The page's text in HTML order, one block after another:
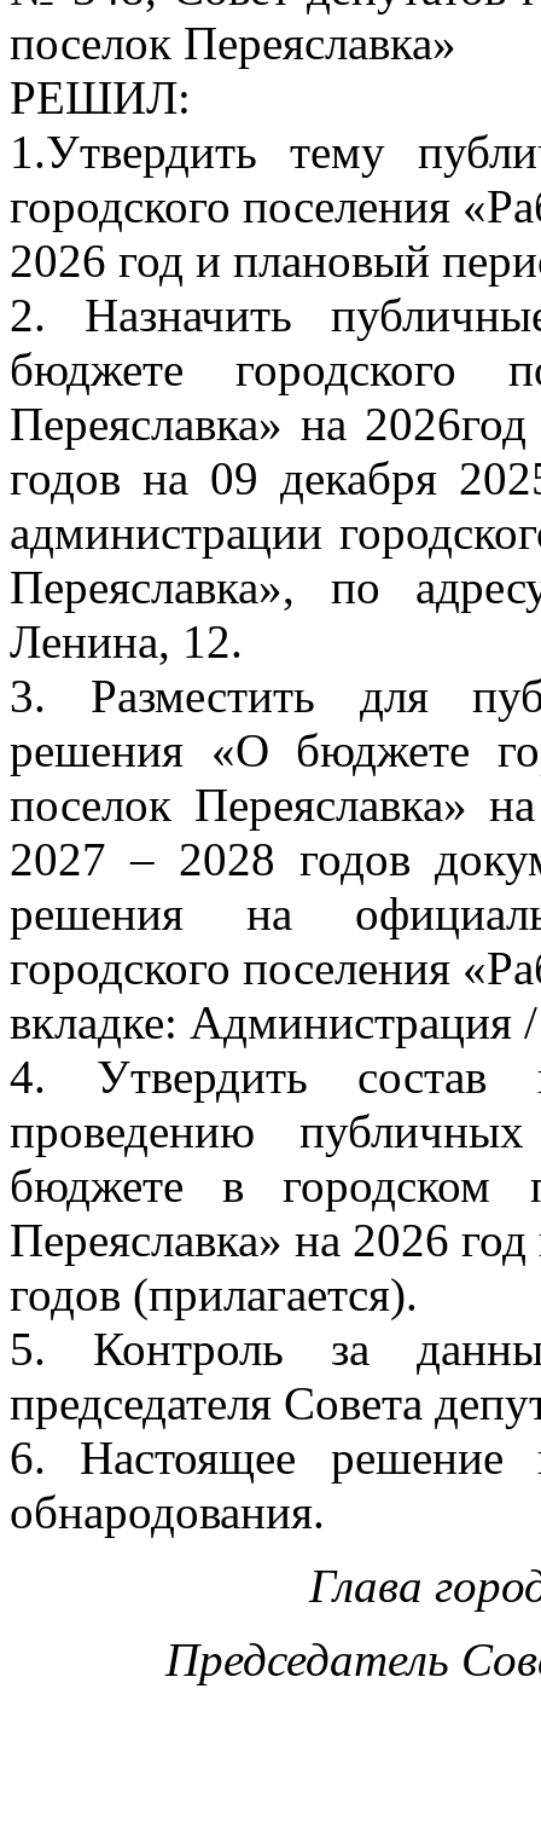
поселок Переяславка»
РЕШИЛ:
1.Утвердить тему
городского поселения
2026 год и плановый
2. Назначить
бюджете городского
Переяславка» на
годов на 09 декабря
администрации
Переяславка», по
Ленина, 12.
3. Разместить для
решения «О бюджете
поселок Переяславка»
2027 – 2028 годов
решения на
городского поселения
вкладке: Администрация
4. Утвердить состав
проведению
бюджете в городском
Переяславка» на 2026
годов (прилагается).
5. Контроль за
председателя Совета
6. Настоящее решение
обнародования.
Глава
Председатель